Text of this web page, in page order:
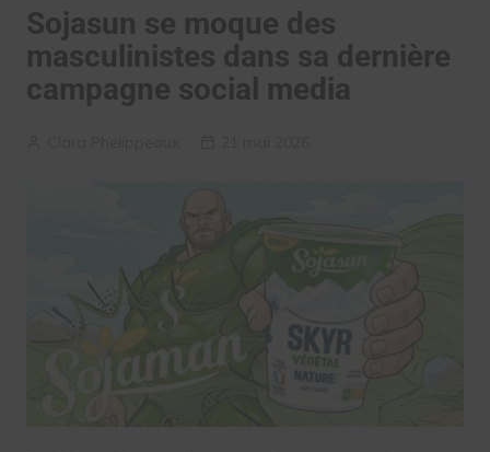
Sojasun se moque des
masculinistes dans sa dernière
campagne social media